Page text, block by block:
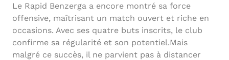
Le Rapid Benzerga a encore montré sa force
offensive, maîtrisant un match ouvert et riche en
occasions. Avec ses quatre buts inscrits, le club
confirme sa régularité et son potentiel.Mais
malgré ce succès, il ne parvient pas à distancer